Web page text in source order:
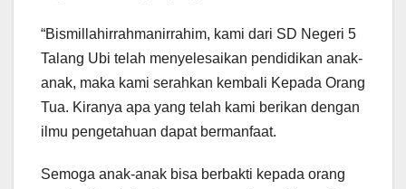
“Bismillahirrahmanirrahim, kami dari SD Negeri 5
Talang Ubi telah menyelesaikan pendidikan anak-
anak, maka kami serahkan kembali Kepada Orang
Tua. Kiranya apa yang telah kami berikan dengan
ilmu pengetahuan dapat bermanfaat.
Semoga anak-anak bisa berbakti kepada orang